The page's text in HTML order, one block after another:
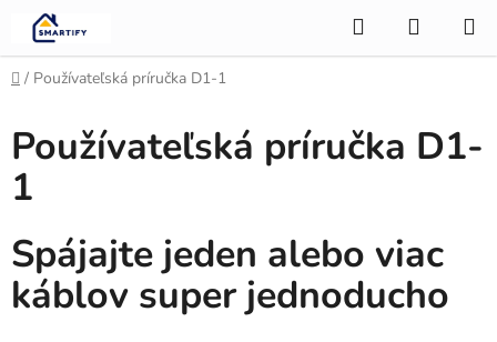
Prejsť
obsah
Hľadať
KOŠÍK
Domov
/ Používateľská príručka D1-1
Používateľská príručka D1-
1
Spájajte jeden alebo viac
káblov super jednoducho